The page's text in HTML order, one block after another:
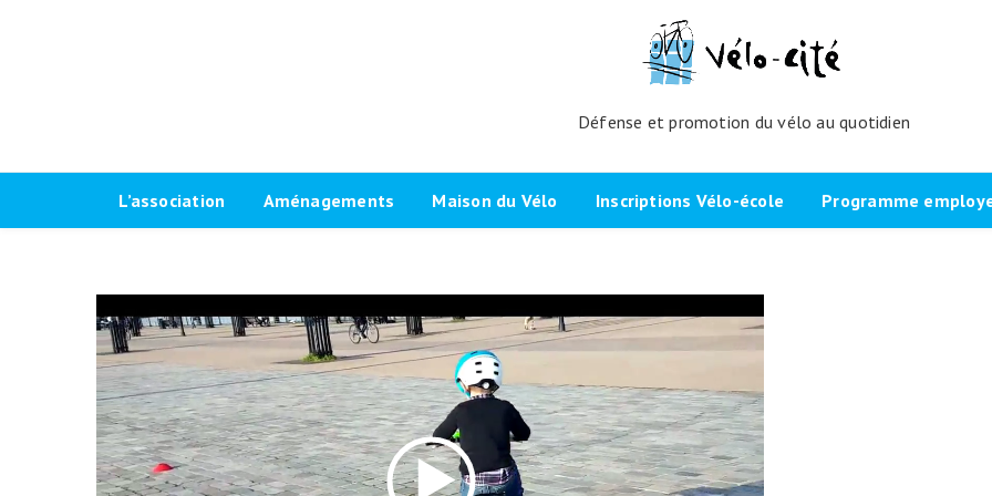
Défense et promotion du vélo au quotidien
L’association
Antennes locales
Agenda Vélo-Cité Bordeaux
Bulletin
Conseil d’administration
Aménagements
Plaidoyer 2020-2026 La démarche
Plaidoyer “La métropole à
vélo”
Signer la page de soutien
Les candidat.e.s engagé.e.s
Formations aménagements
cyclables
Pour une grande vélorue
bordelaise
Maison du Vélo
Fiches techniques
Les racines du projet
Marquage Bicycode
Prêt de vélo par TBM
Inscriptions Vélo-école
Brevet Initiateur Mobilité Vélo
(IMV)
Scolaires
Programme